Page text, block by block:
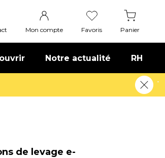
Mon compte Favoris Panier
Notre actualité RH
de levage e-